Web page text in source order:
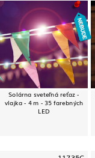
Solárna sveteľná reťaz -
vlajka - 4 m - 35 farebných
LED